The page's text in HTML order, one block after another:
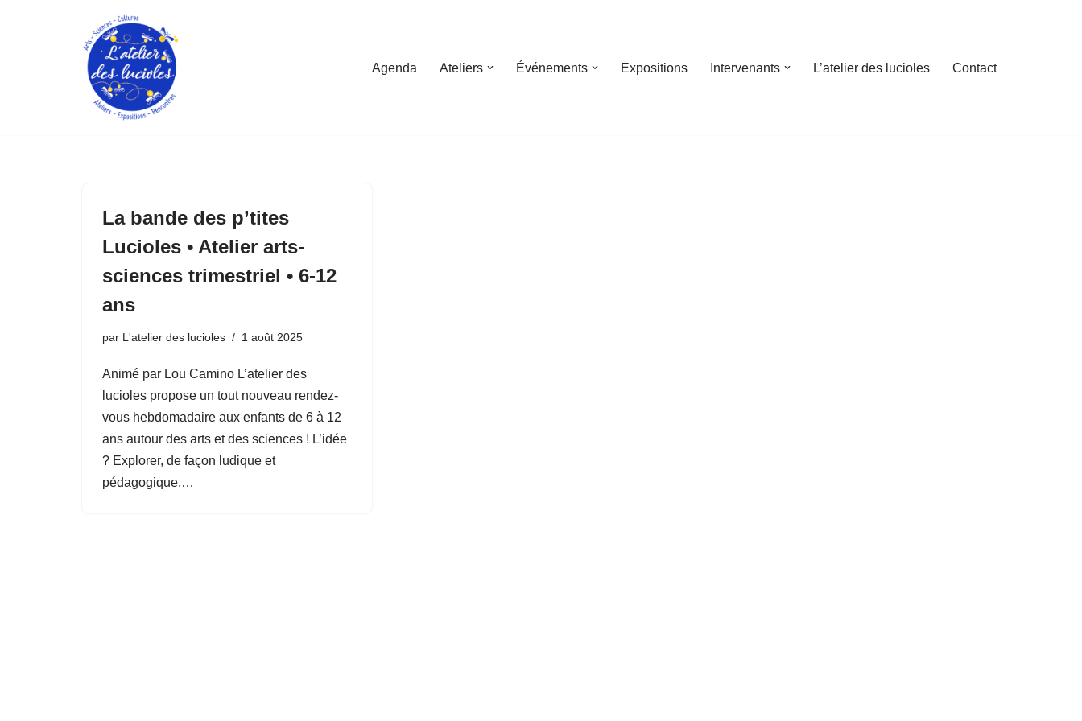
Agenda Ateliers Événements Expositions Intervenants L’atelier des lucioles Contact
La bande des p’tites
Lucioles • Atelier arts-
sciences trimestriel • 6-12
ans
par L'atelier des lucioles 1 août 2025
Animé par Lou Camino L’atelier des
lucioles propose un tout nouveau rendez-
vous hebdomadaire aux enfants de 6 à 12
ans autour des arts et des sciences ! L’idée
? Explorer, de façon ludique et
pédagogique,…